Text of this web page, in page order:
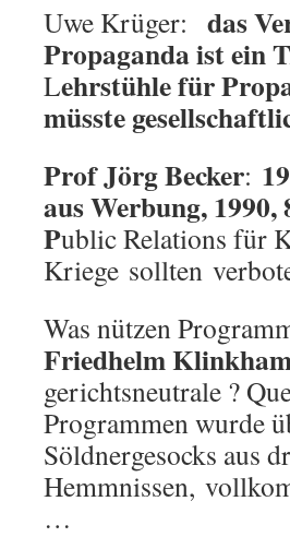
Uwe Krüger: das
Propaganda ist ein
Lehrstühle für
müsste
Prof Jörg Becker:
aus Werbung,
Public Relations für
Kriege sollten
Was nützen
Friedhelm
gerichtsneutrale ?
Programmen wurde
Söldnergesocks aus
Hemmnissen,
…